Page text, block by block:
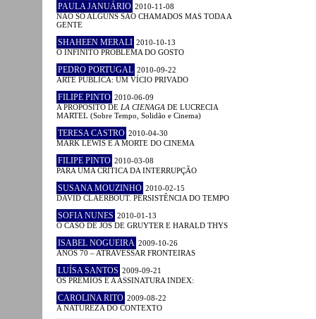
PAULA JANUÁRIO 2010-11-08
NÃO SÓ ALGUNS SÃO CHAMADOS MAS TODA A
GENTE
SHAHEEN MERALI 2010-10-13
O INFINITO PROBLEMA DO GOSTO
PEDRO PORTUGAL 2010-09-22
ARTE PÚBLICA: UM VÍCIO PRIVADO
FILIPE PINTO 2010-06-09
A PROPÓSITO DE LA CIENAGA DE LUCRECIA
MARTEL (Sobre Tempo, Solidão e Cinema)
TERESA CASTRO 2010-04-30
MARK LEWIS E A MORTE DO CINEMA
FILIPE PINTO 2010-03-08
PARA UMA CRÍTICA DA INTERRUPÇÃO
SUSANA MOUZINHO 2010-02-15
DAVID CLAERBOUT. PERSISTÊNCIA DO TEMPO
SOFIA NUNES 2010-01-13
O CASO DE JOS DE GRUYTER E HARALD THYS
ISABEL NOGUEIRA 2009-10-26
ANOS 70 – ATRAVESSAR FRONTEIRAS
LUÍSA SANTOS 2009-09-21
OS PRÉMIOS E A ASSINATURA INDEX:
CAROLINA RITO 2009-08-22
A NATUREZA DO CONTEXTO